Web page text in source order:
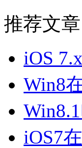
推荐文章
iOS
Win8
iOS7